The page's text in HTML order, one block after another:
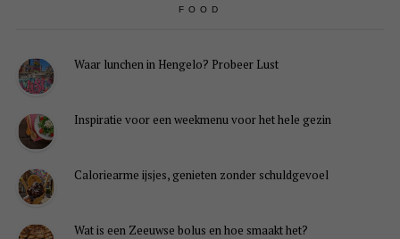
FOOD
Waar lunchen in Hengelo? Probeer Lust
Inspiratie voor een weekmenu voor het hele gezin
Caloriearme ijsjes, genieten zonder schuldgevoel
Wat is een Zeeuwse bolus en hoe smaakt het?